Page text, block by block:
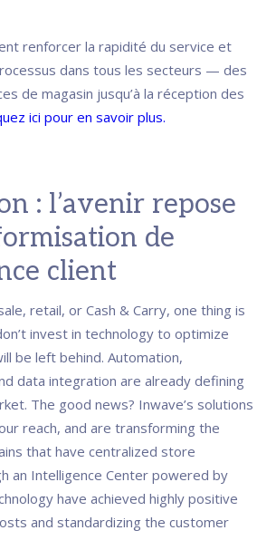
renforcer la rapidité du service et
dans tous les secteurs — des
de magasin jusqu’à la réception des
ici pour en savoir plus.
: l’avenir repose
de
client
retail, or Cash & Carry, one thing is
invest in technology to optimize
be left behind. Automation,
data integration are already defining
The good news? Inwave’s solutions
reach, and are transforming the
that have centralized store
an Intelligence Center powered by
have achieved highly positive
and standardizing the customer